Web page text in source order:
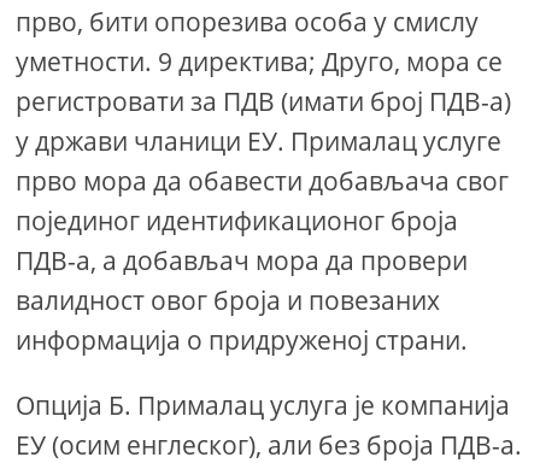
прво, бити опорезива особа у смислу
уметности. 9 директива; Друго, мора се
регистровати за ПДВ (имати број ПДВ-а)
у држави чланици ЕУ. Прималац услуге
прво мора да обавести добављача свог
појединог идентификационог броја
ПДВ-а, а добављач мора да провери
валидност овог броја и повезаних
информација о придруженој страни.
Опција Б. Прималац услуга је компанија
ЕУ (осим енглеског), али без броја ПДВ-а.